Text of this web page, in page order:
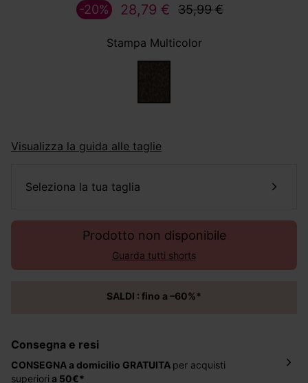
28,79 € 35,99 €
-20%
Stampa Multicolor
Visualizza la guida alle taglie
seleziona la tua taglia
Prodotto non disponibile
Guarda tutti shorts
SALDI : fino a –60%*
Consegna e resi
CONSEGNA a domicilio GRATUITA per acquisti
superiori a 50€*